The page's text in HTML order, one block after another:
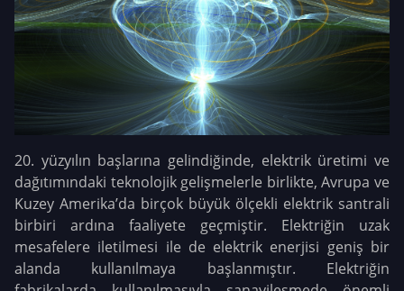
20. yüzyılın başlarına gelindiğinde, elektrik üretimi ve
dağıtımındaki teknolojik gelişmelerle birlikte, Avrupa ve
Kuzey Amerika’da birçok büyük ölçekli elektrik santrali
birbiri ardına faaliyete geçmiştir. Elektriğin uzak
mesafelere iletilmesi ile de elektrik enerjisi geniş bir
alanda kullanılmaya başlanmıştır. Elektriğin